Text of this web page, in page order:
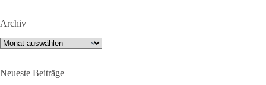
si=2b_C6GgNY9EB-rXw
❤️ Wir freuen uns über deine Unterstützung:
Archiv
Archiv
Neueste Beiträge